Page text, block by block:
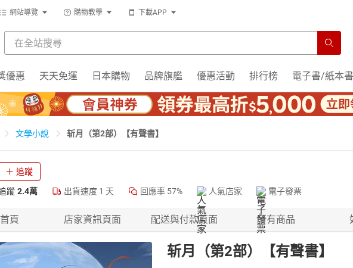
網站導覽 購物教學 下載APP
優惠 天天免運 日本購物 品牌旗艦 優惠活動 排行榜 電子書/紙本書
文學小說 斩月（第2部）【有聲書】
追蹤
蹤 2.4萬 出貨速度 1 天 回應率 57% 人氣店家 電子發票
頁 店家資訊頁面 配送與付款頁面 所有商品
斩月（第2部）【有聲書】